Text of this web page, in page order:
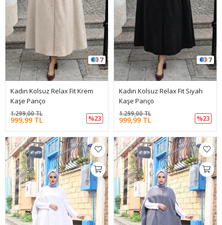
7
Kadın Kolsuz Relax Fit Krem
Kaşe Panço
999,99 TL
1.299,00 TL
%23
7
Kadın Kolsuz Relax Fit Siyah
Kaşe Panço
999,99 TL
1.299,00 TL
%23